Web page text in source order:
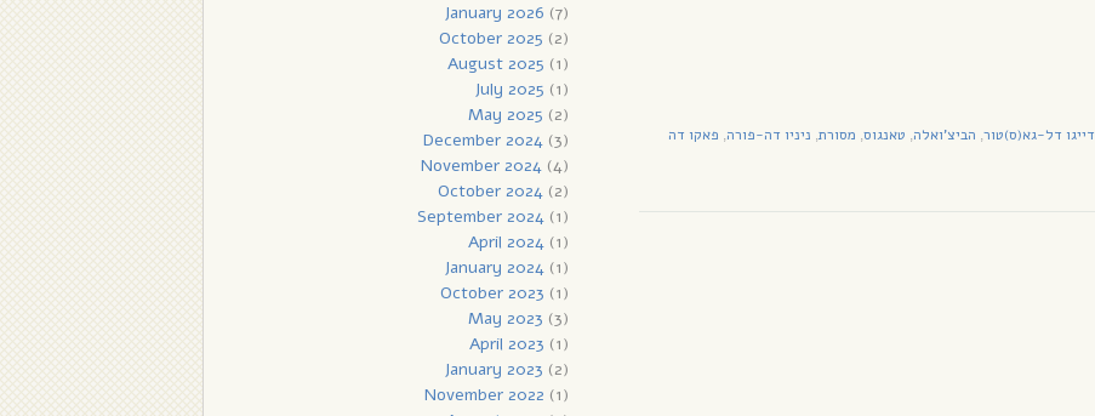
דייגו דל-גא(ס)טור, הביצ'ואלה, טאנגוס, מסורת, ניניו דה-פורה, פאקו דה
January 2026 (7)
October 2025 (2)
August 2025 (1)
July 2025 (1)
May 2025 (2)
December 2024(3)
November 2024(4)
October 2024(2)
September 2024(1)
April 2024(1)
January 2024(1)
October 2023 (1)
May 2023 (3)
April 2023 (1)
January 2023 (2)
November 2022 (1)